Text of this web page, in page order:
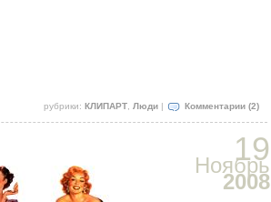
рубрики: КЛИПАРТ, Люди| Комментарии (2)
19
Ноябрь
2008